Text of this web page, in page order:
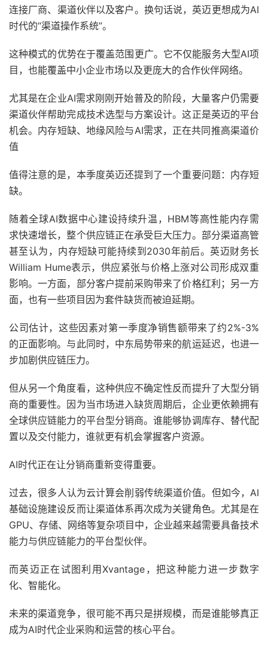
连接厂商、渠道伙伴以及客户。换句话说，英迈更想成为AI
时代的“渠道操作系统”。
这种模式的优势在于覆盖范围更广。它不仅能服务大型AI项
目，也能覆盖中小企业市场以及更庞大的合作伙伴网络。
尤其是在企业AI需求刚刚开始普及的阶段，大量客户仍需要
渠道伙伴帮助完成技术选型与方案设计。这正是英迈的平台
机会。内存短缺、地缘风险与AI需求，正在共同推高渠道价
值
值得注意的是，本季度英迈还提到了一个重要问题：内存短
缺。
随着全球AI数据中心建设持续升温，HBM等高性能内存需
求快速增长，整个供应链正在承受巨大压力。部分渠道高管
甚至认为，内存短缺可能持续到2030年前后。英迈财务长
William Hume表示，供应紧张与价格上涨对公司形成双重
影响。一方面，部分客户提前采购带来了价格红利；另一方
面，也有一些项目因为套件缺货而被迫延期。
公司估计，这些因素对第一季度净销售额带来了约2%-3%
的正面影响。与此同时，中东局势带来的航运延迟，也进一
步加剧供应链压力。
但从另一个角度看，这种供应不确定性反而提升了大型分销
商的重要性。因为当市场进入缺货周期后，企业更依赖拥有
全球供应链能力的平台型分销商。谁能够协调库存、替代配
置以及交付能力，谁就更有机会掌握客户资源。
AI时代正在让分销商重新变得重要。
过去，很多人认为云计算会削弱传统渠道价值。但如今，AI
基础设施建设反而让渠道体系再次成为关键角色。尤其是在
GPU、存储、网络等复杂项目中，企业越来越需要具备技术
能力与供应链能力的平台型伙伴。
而英迈正在试图利用Xvantage，把这种能力进一步数字
化、智能化。
未来的渠道竞争，很可能不再只是拼规模，而是谁能够真正
成为AI时代企业采购和运营的核心平台。